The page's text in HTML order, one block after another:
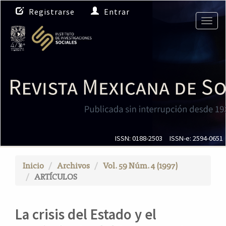
N
a
v
e
g
i
ó
n
c
C
Registrarse Entrar
ISSN: 0188-2503 ISSN-e: 2594-0651
Inicio Archivos
Vol. 59 Núm. 4 (1997)
ARTÍCULOS
La crisis del Estado y el